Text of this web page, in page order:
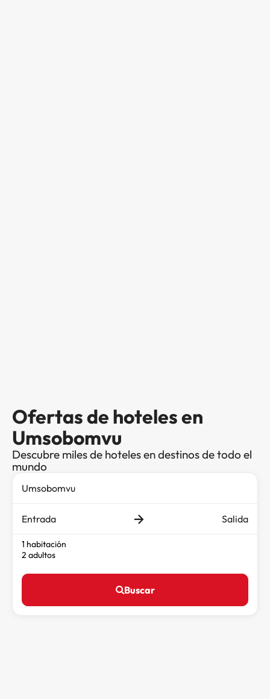
Ofertas de hoteles en
Umsobomvu
Descubre miles de hoteles en destinos de todo el
mundo
Entrada Salida
1 habitación
2 adultos
Buscar